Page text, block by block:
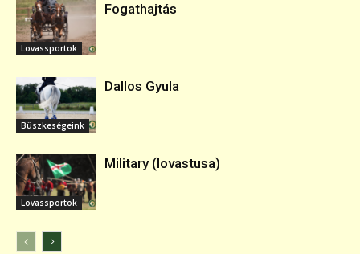
Lovassportok
Fogathajtás
Büszkeségeink
Dallos Gyula
Lovassportok
Military (lovastusa)